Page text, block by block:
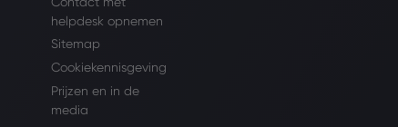
helpdesk opnemen
Sitemap
Cookiekennisgeving
Prijzen en in de
media